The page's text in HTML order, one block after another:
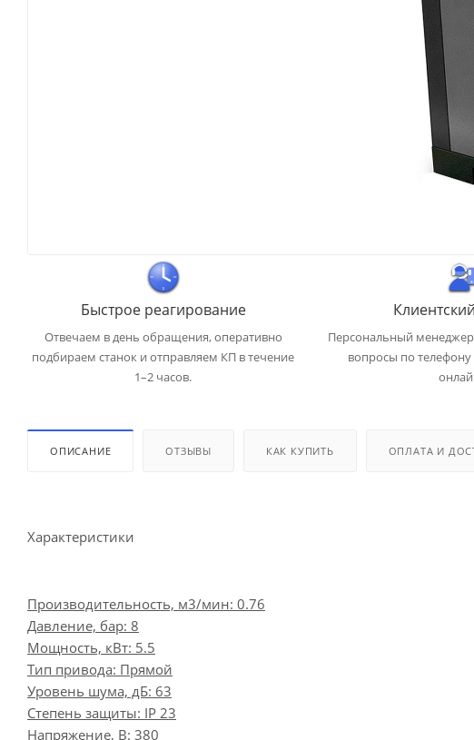
Быстрое реагирование
Отвечаем в день обращения, оперативно
подбираем станок и отправляем КП в течение
1–2 часов.
Персональный
вопросы по
ОПИСАНИЕ ОТЗЫВЫ КАК КУПИТЬ ОПЛАТА И
Характеристики
Производительность, м3/мин: 0.76
Давление, бар: 8
Мощность, кВт: 5.5
Тип привода: Прямой
Уровень шума, дБ: 63
Степень защиты: IP 23
Напряжение, В: 380